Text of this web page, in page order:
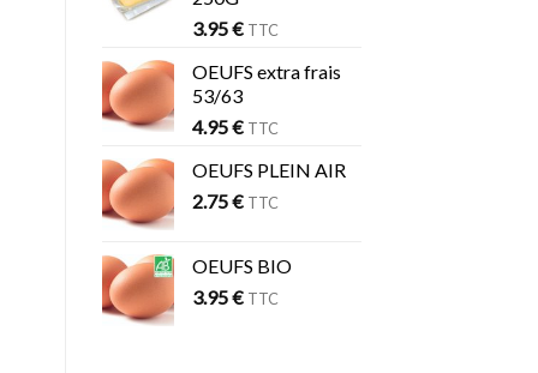
3.95€ TTC
OEUFS extra frais
53/63
4.95€ TTC
OEUFS PLEIN AIR
2.75€ TTC
OEUFS BIO
3.95€ TTC